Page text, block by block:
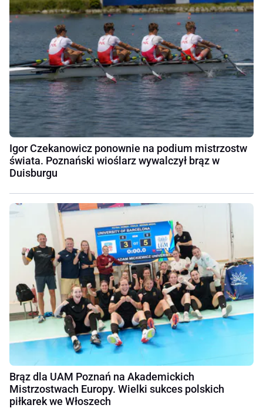
Igor Czekanowicz ponownie na podium mistrzostw
świata. Poznański wioślarz wywalczył brąz w
Duisburgu
Brąz dla UAM Poznań na Akademickich
Mistrzostwach Europy. Wielki sukces polskich
piłkarek we Włoszech